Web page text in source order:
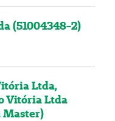
(51004348-2)
Ltda,
Vitória Ltda
Master)